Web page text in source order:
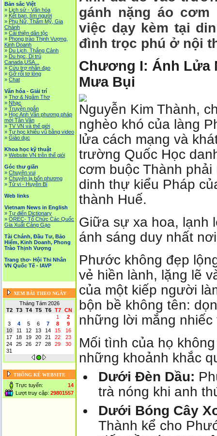
Bản sắc Việt
» Lịch sử - Văn hóa
» Kết bạn, tìm người
» Phụ Nữ, Thẩm Mỹ, Gia
Chánh
» Cải thiện dân tộc
» Phong trào Thịnh Vượng,
Kinh Doanh
» Du Lịch, Thắng Cảnh
» Du học, Di trú
Canada,USA...
» Cứu trợ nhân đạo
» Gỡ rối tơ lòng
» Chat
Văn hóa - Giải trí
» Thơ & Ngâm Thơ
» Nhạc
» Truyện ngắn
» Học Anh Văn phương pháp
mới Tân Văn
» TV VN và thế giới
» Tự học khiêu vũ bằng video
» Giáo dục
Khoa học kỹ thuật
» Website VN trên thế giói
Góc thư giãn
» Chuyện vui
» Chuyện lạ bốn phương
» Tử vi - Huyền Bí
Web links
Vietnam News in English
» Tự điển Dictionary
» OREC- Tố Chức Các Quốc
Gia Xuất Cảng Gạo
Tài Chánh, Đầu Tư, Bảo
Hiểm, Kinh Doanh, Phong
Trào Thịnh Vượng
Trang thơ- Hội Thi Nhân
VN Quốc Tế - IAVP
XEM BÀI THEO NGÀY
Tháng Tám 2026
T2
T3 T4 T5 T6 T7
CN
1
2
3
4 5 6 7 8
9
10
11 12 13 14 15
16
17
18 19 20 21 22
23
24
25 26 27 28 29
30
31
THỐNG KÊ WEBSITE
Trực tuyến:
14
Lượt truy cập: 29801557
gánh nặng áo cơm
việc dạy kèm tại
đình trọc phú ở nội
Chương I: Ánh Lửa
Mưa Bụi
Nguyễn Kim Thành,
nghèo khó của làng
lửa cách mạng và
trường Quốc Học
cơm buộc Thành
dinh thự kiểu Pháp
thành Huế.
Giữa sự xa hoa, lạnh
ánh sáng duy nhất
Phước không đẹp
vẻ hiền lành, lặng lẽ
của một kiếp người
bộn bề không tên:
những lời mắng
Mối tình của họ
những khoảnh khắc
Dưới Đèn Dầu:
trà nóng khi anh
Dưới Bóng Cây
Thành kể cho